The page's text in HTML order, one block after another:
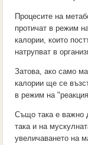
Процесите на
протичат в режим
калории, които
натрупват в
Затова, ако само
калории ще се
в режим на
Също така е важно
така и на
увеличаването на